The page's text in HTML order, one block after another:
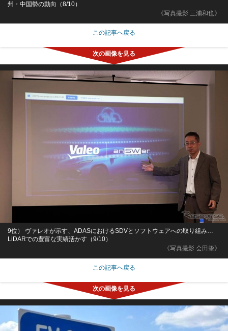
《写真撮影 三浦和也》
州・中国勢の動向（8/10）
この記事へ戻る
《写真撮影 会田肇》
9位） ヴァレオが示す、ADASにおけるSDVとソフトウェアへの取り組み…
LiDARでの豊富な実績活かす（9/10）
この記事へ戻る